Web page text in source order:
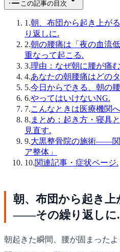
この記事の目次
1 .朝、布団から起き上が
り返しに.
2.朝の腰痛は「夜の血流
重なって起こる.
3.理由：なぜ朝に腰が痛
4.あなたの朝腰痛はどの
5.今日からできる、朝の
6.やってはいけないNG.
7.こんなときは医療機関
8. まとめ：起き方・寝具
見直す.
9.大黒整骨院の施術——関
ア整体」
10.関連記事・症状ページ.
朝、布団から起き
——その繰り返しに.
朝起きた瞬間、腰が固まった